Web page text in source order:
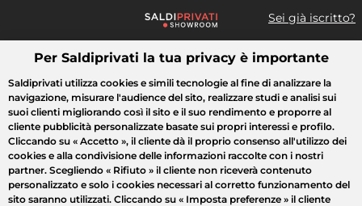
Sei già iscritto?
Cosa cerchi?
Tutte le vendite Moda Casa Bellezza Elettrodomestici
Per Saldiprivati la tua privacy è importante
Saldiprivati utilizza cookies e simili tecnologie al fine di analizzare la
navigazione, misurare l'audience del sito, realizzare studi e analisi sui
suoi clienti migliorando così il sito e il suo rendimento e proporre al
cliente pubblicità personalizzate basate sui propri interessi e profilo.
Cliccando su « Accetto », il cliente dà il proprio consenso all'utilizzo dei
cookies e alla condivisione delle informazioni raccolte con i nostri
partner. Scegliendo « Rifiuto » il cliente non riceverà contenuto
personalizzato e solo i cookies necessari al corretto funzionamento del
sito saranno utilizzati. Cliccando su « Imposta preferenze » il cliente